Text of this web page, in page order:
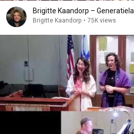
Brigitte Kaandorp –
Brigitte Kaandorp • 75K views